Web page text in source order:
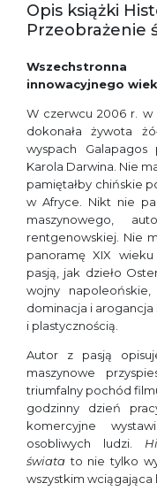
Opis książki
Przeobrażenie
innowacyjnego
W czerwcu 2006 r. w
dokonała żywota
wyspach Galapagos
Karola Darwina. Nie
pamiętałby chińskie
w Afryce. Nikt nie
maszynowego,
rentgenowskiej. Nie
panoramę XIX
pasją, jak dzieło
wojny
dominacja i arogancja
i plastycznością.
Autor z pasją
maszynowe
triumfalny pochód
godzinny dzień
komercyjne
osobliwych ludzi.
świata to nie tylko
wszystkim